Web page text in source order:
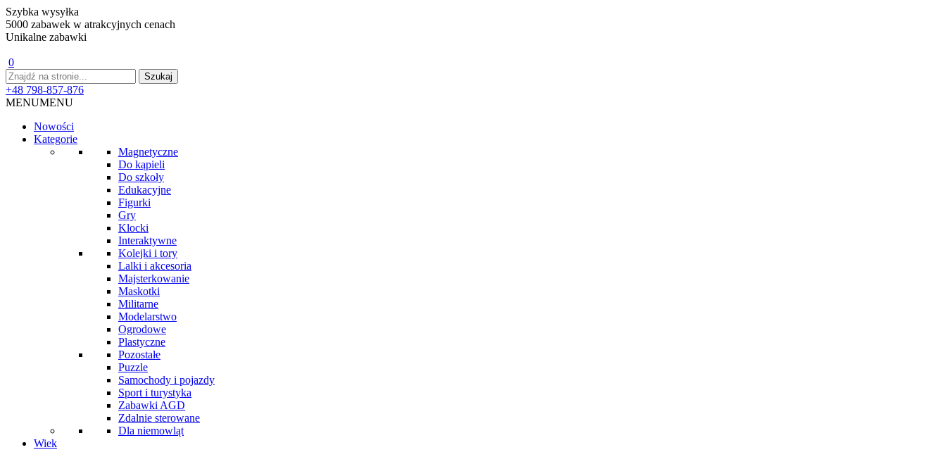
Szybka wysyłka
5000 zabawek w atrakcyjnych cenach
Unikalne zabawki
0
+48 798-857-876
MENUMENU
Nowości
Kategorie
Magnetyczne
Do kąpieli
Do szkoły
Edukacyjne
Figurki
Gry
Klocki
Interaktywne
Kolejki i tory
Lalki i akcesoria
Majsterkowanie
Maskotki
Militarne
Modelarstwo
Ogrodowe
Plastyczne
Pozostałe
Puzzle
Samochody i pojazdy
Sport i turystyka
Zabawki AGD
Zdalnie sterowane
Dla niemowląt
Wiek